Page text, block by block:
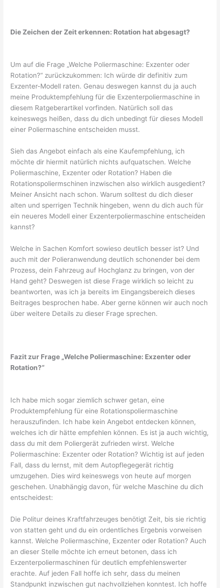
Die Zeichen der Zeit erkennen: Rotation hat abgesagt?
Um auf die Frage „Welche Poliermaschine: Exzenter oder
Rotation?“ zurückzukommen: Ich würde dir definitiv zum
Exzenter-Modell raten. Genau deswegen kannst du ja auch
meine Produktempfehlung für die Exzenterpoliermaschine in
diesem Ratgeberartikel vorfinden. Natürlich soll das
keineswegs heißen, dass du dich unbedingt für dieses Modell
einer Poliermaschine entscheiden musst.
Sieh das Angebot einfach als eine Kaufempfehlung, ich
möchte dir hiermit natürlich nichts aufquatschen. Welche
Poliermaschine, Exzenter oder Rotation? Haben die
Rotationspoliermschinen inzwischen also wirklich ausgedient?
Meiner Ansicht nach schon. Warum solltest du dich dieser
alten und sperrigen Technik hingeben, wenn du dich auch für
ein neueres Modell einer Exzenterpoliermaschine entscheiden
kannst?
Welche in Sachen Komfort sowieso deutlich besser ist? Und
auch mit der Polieranwendung deutlich schonender bei dem
Prozess, dein Fahrzeug auf Hochglanz zu bringen, von der
Hand geht? Deswegen ist diese Frage wirklich so leicht zu
beantworten, was ich ja bereits im Eingangsbereich dieses
Beitrages besprochen habe. Aber gerne können wir auch noch
über weitere Details zu dieser Frage sprechen.
Fazit zur Frage „Welche Poliermaschine: Exzenter oder
Rotation?“
Ich habe mich sogar ziemlich schwer getan, eine
Produktempfehlung für eine Rotationspoliermaschine
herauszufinden. Ich habe kein Angebot entdecken können,
welches ich dir hätte empfehlen können. Es ist ja auch wichtig,
dass du mit dem Poliergerät zufrieden wirst. Welche
Poliermaschine: Exzenter oder Rotation? Wichtig ist auf jeden
Fall, dass du lernst, mit dem Autopflegegerät richtig
umzugehen. Dies wird keineswegs von heute auf morgen
geschehen. Unabhängig davon, für welche Maschine du dich
entscheidest:
Die Politur deines Kraftfahrzeuges benötigt Zeit, bis sie richtig
von statten geht und du ein ordentliches Ergebnis vorweisen
kannst. Welche Poliermaschine, Exzenter oder Rotation? Auch
an dieser Stelle möchte ich erneut betonen, dass ich
Exzenterpoliermaschinen für deutlich empfehlenswerter
erachte. Auf jeden Fall hoffe ich sehr, dass du meinen
Standpunkt inzwischen gut nachvollziehen konntest. Ich hoffe